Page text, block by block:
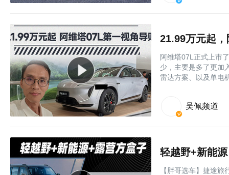
21.99万元起
阿维塔07L正式上市
少，主要是多了更加
雷达方案、以及单电
吴佩频道
轻越野+新能
【胖哥选车】捷途